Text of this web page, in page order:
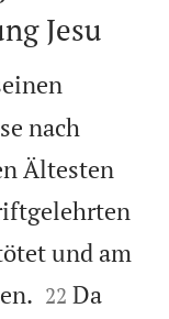
Jesu
nach
Ältesten
und am


22 Da